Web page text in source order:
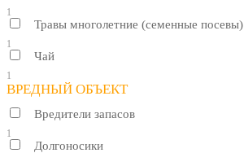
1
Травы многолетние (семенные посевы)
1
Чай
1
ВРЕДНЫЙ ОБЪЕКТ
Вредители запасов
1
Долгоносики